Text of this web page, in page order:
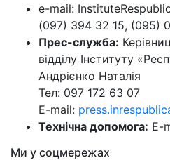
e-mail:
(097) 394 32 15, (095)
Прес-служба:
відділу Інституту
Андрієнко Наталія
Тел: 097 172 63 07
E-mail:
Технічна допомога: E-
Ми у соцмережах